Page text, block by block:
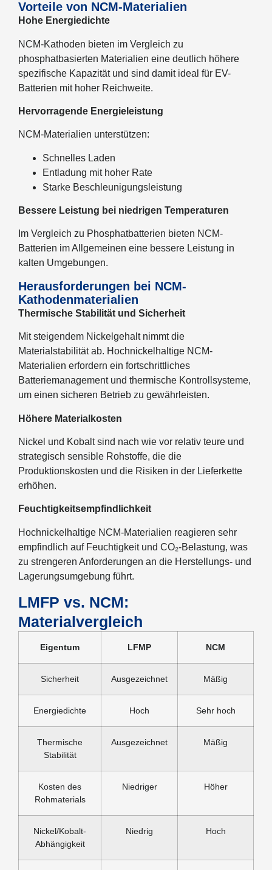
Vorteile von NCM-Materialien
Hohe Energiedichte
NCM-Kathoden bieten im Vergleich zu
phosphatbasierten Materialien eine deutlich höhere
spezifische Kapazität und sind damit ideal für EV-
Batterien mit hoher Reichweite.
Hervorragende Energieleistung
NCM-Materialien unterstützen:
Schnelles Laden
Entladung mit hoher Rate
Starke Beschleunigungsleistung
Bessere Leistung bei niedrigen Temperaturen
Im Vergleich zu Phosphatbatterien bieten NCM-
Batterien im Allgemeinen eine bessere Leistung in
kalten Umgebungen.
Herausforderungen bei NCM-
Kathodenmaterialien
Thermische Stabilität und Sicherheit
Mit steigendem Nickelgehalt nimmt die
Materialstabilität ab. Hochnickelhaltige NCM-
Materialien erfordern ein fortschrittliches
Batteriemanagement und thermische Kontrollsysteme,
um einen sicheren Betrieb zu gewährleisten.
Höhere Materialkosten
Nickel und Kobalt sind nach wie vor relativ teure und
strategisch sensible Rohstoffe, die die
Produktionskosten und die Risiken in der Lieferkette
erhöhen.
Feuchtigkeitsempfindlichkeit
Hochnickelhaltige NCM-Materialien reagieren sehr
empfindlich auf Feuchtigkeit und CO₂-Belastung, was
zu strengeren Anforderungen an die Herstellungs- und
Lagerungsumgebung führt.
LMFP vs. NCM:
Materialvergleich
Eigentum LFMP NCM
Sicherheit Ausgezeichnet Mäßig
Energiedichte Hoch Sehr hoch
Thermische
Stabilität
Ausgezeichnet Mäßig
Kosten des
Rohmaterials
Niedriger Höher
Nickel/Kobalt-
Abhängigkeit
Niedrig Hoch